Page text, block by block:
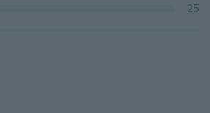
25